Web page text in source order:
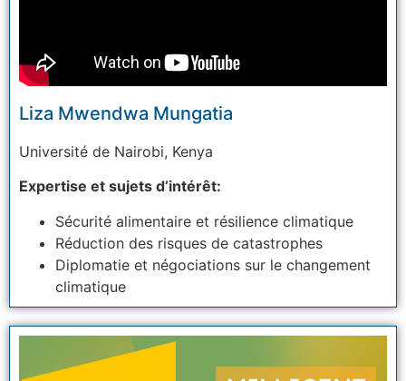
Liza Mwendwa Mungatia
Université de Nairobi, Kenya
Expertise et sujets d’intérêt:
Sécurité alimentaire et résilience climatique
Réduction des risques de catastrophes
Diplomatie et négociations sur le changement
climatique